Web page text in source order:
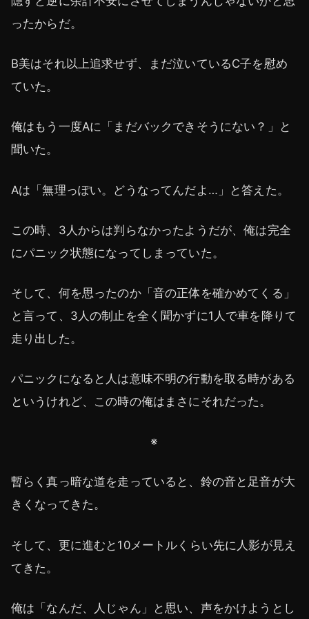
ったからだ。
B美はそれ以上追求せず、まだ泣いているC子を慰め
ていた。
俺はもう一度Aに「まだバックできそうにない？」と
聞いた。
Aは「無理っぽい。どうなってんだよ…」と答えた。
この時、3人からは判らなかったようだが、俺は完全
にパニック状態になってしまっていた。
そして、何を思ったのか「音の正体を確かめてくる」
と言って、3人の制止を全く聞かずに1人で車を降りて
走り出した。
パニックになると人は意味不明の行動を取る時がある
というけれど、この時の俺はまさにそれだった。
※
暫らく真っ暗な道を走っていると、鈴の音と足音が大
きくなってきた。
そして、更に進むと10メートルくらい先に人影が見え
てきた。
俺は「なんだ、人じゃん」と思い、声をかけようとし